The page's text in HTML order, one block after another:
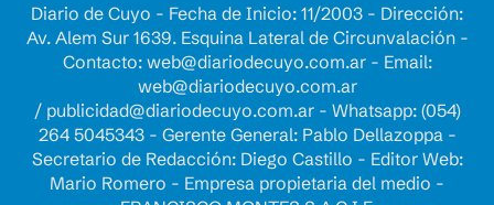
Diario de Cuyo - Fecha de Inicio: 11/2003 - Dirección:
Av. Alem Sur 1639. Esquina Lateral de Circunvalación -
Contacto: web@diariodecuyo.com.ar- Email:
web@diariodecuyo.com.ar
/ publicidad@diariodecuyo.com.ar- Whatsapp: (054)
264 5045343 - Gerente General: Pablo Dellazoppa -
Secretario de Redacción: Diego Castillo - Editor Web:
Mario Romero - Empresa propietaria del medio -